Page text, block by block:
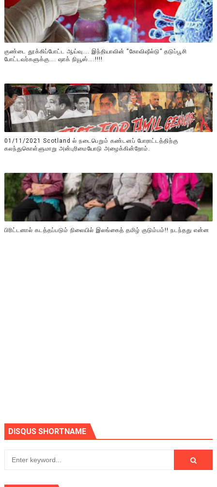
குண்டை தூக்கிப்போட்ட ஆய்வு…. இந்தியாவின் “கோவிஷீல்டு” தடுப்பூசி
போட்டவர்களுக்கு…. ஷாக் நியூஸ்….!!!!
01/11/2021 Scotland ல் நடைபெறும் கண்டனப் போராட்டத்திற்கு
கலந்துகொள்ளுமாறு அன்புரிமையோடு அழைக்கின்றோம்.
பிரிட்டனால் கடத்தப்படும் நிலையில் இலங்கைத் தமிழ் குடும்பம்!! நடந்தது என்ன
DISQUS SHORTNAME